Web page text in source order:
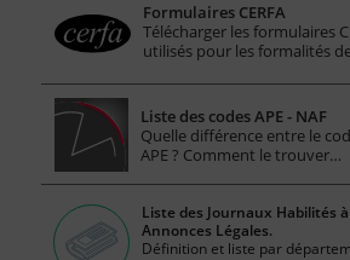
Formulaires CERFA
Télécharger les formulaires
utilisés pour les formalités
Liste des codes APE - NAF
Quelle différence entre le
APE ? Comment le trouver…
Liste des Journaux Habilités
Annonces Légales.
Définition et liste par